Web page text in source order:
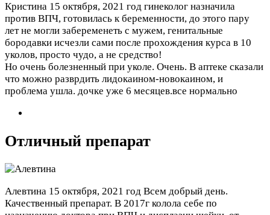
Кристина 15 октября, 2021 год гинеколог назначила
против ВПЧ, готовилась к беременности, до этого пару
лет не могли забеременеть с мужем, генитальные
бородавки исчезли сами после прохождения курса в 10
уколов, просто чудо, а не средство!
Но очень болезненный при уколе. Очень. В аптеке сказали
что можно разврдить лидокаином-новокаином, и
проблема ушла. дочке уже 6 месяцев.все нормально
Отличный препарат
Алевтина 15 октября, 2021 год Всем добрый день.
Качественный препарат. В 2017г колола себе по